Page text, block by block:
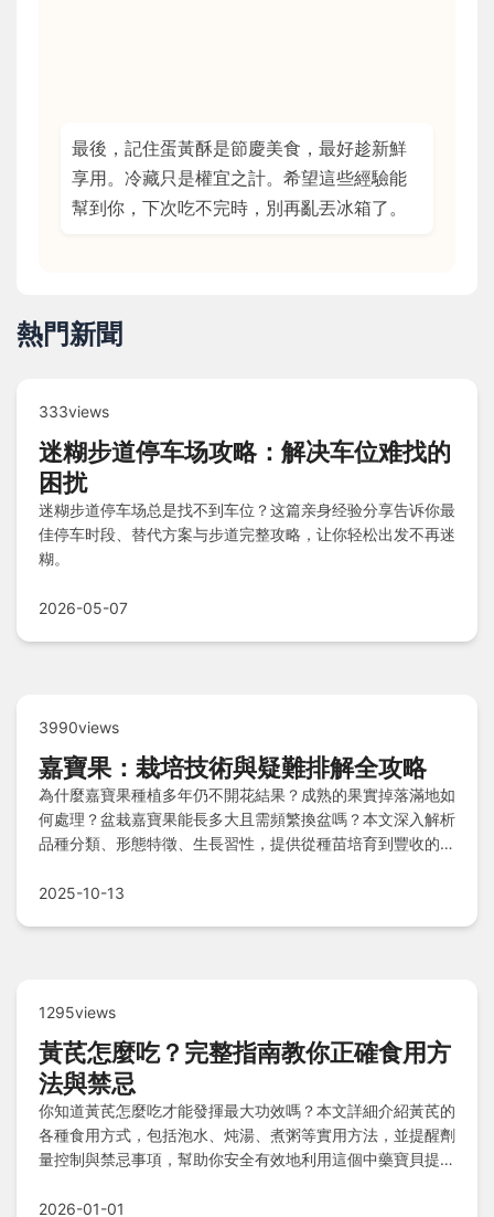
最後，記住蛋黃酥是節慶美食，最好趁新鮮
享用。冷藏只是權宜之計。希望這些經驗能
幫到你，下次吃不完時，別再亂丟冰箱了。
熱門新聞
333views
迷糊步道停车场攻略：解决车位难找的
困扰
迷糊步道停车场总是找不到车位？这篇亲身经验分享告诉你最
佳停车时段、替代方案与步道完整攻略，让你轻松出发不再迷
糊。
2026-05-07
3990views
嘉寶果：栽培技術與疑難排解全攻略
為什麼嘉寶果種植多年仍不開花結果？成熟的果實掉落滿地如
何處理？盆栽嘉寶果能長多大且需頻繁換盆嗎？本文深入解析
品種分類、形態特徵、生長習性，提供從種苗培育到豐收的栽
栽需求等常見問題，助您達成健康植株與豐碩收成。
2025-10-13
1295views
黃芪怎麼吃？完整指南教你正確食用方
法與禁忌
你知道黃芪怎麼吃才能發揮最大功效嗎？本文詳細介紹黃芪的
各種食用方式，包括泡水、炖湯、煮粥等實用方法，並提醒劑
量控制與禁忌事項，幫助你安全有效地利用這個中藥寶貝提升
2026-01-01